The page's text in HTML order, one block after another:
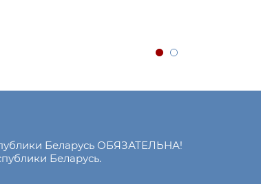
Беларусь ОБЯЗАТЕЛЬНА!
Беларусь.